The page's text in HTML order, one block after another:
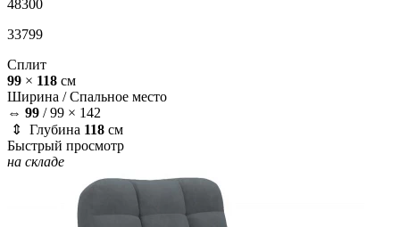
48300
33799
Сплит
99 × 118 см
Ширина /Спальное место
⇔ 99 /99 × 142
⇕ Глубина 118 см
Быстрый просмотр
на складе